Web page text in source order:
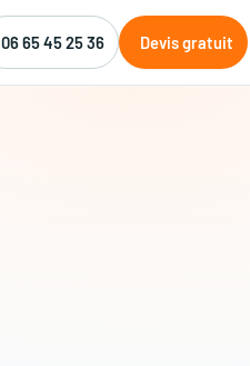
06 65 45 25 36 Devis gratuit